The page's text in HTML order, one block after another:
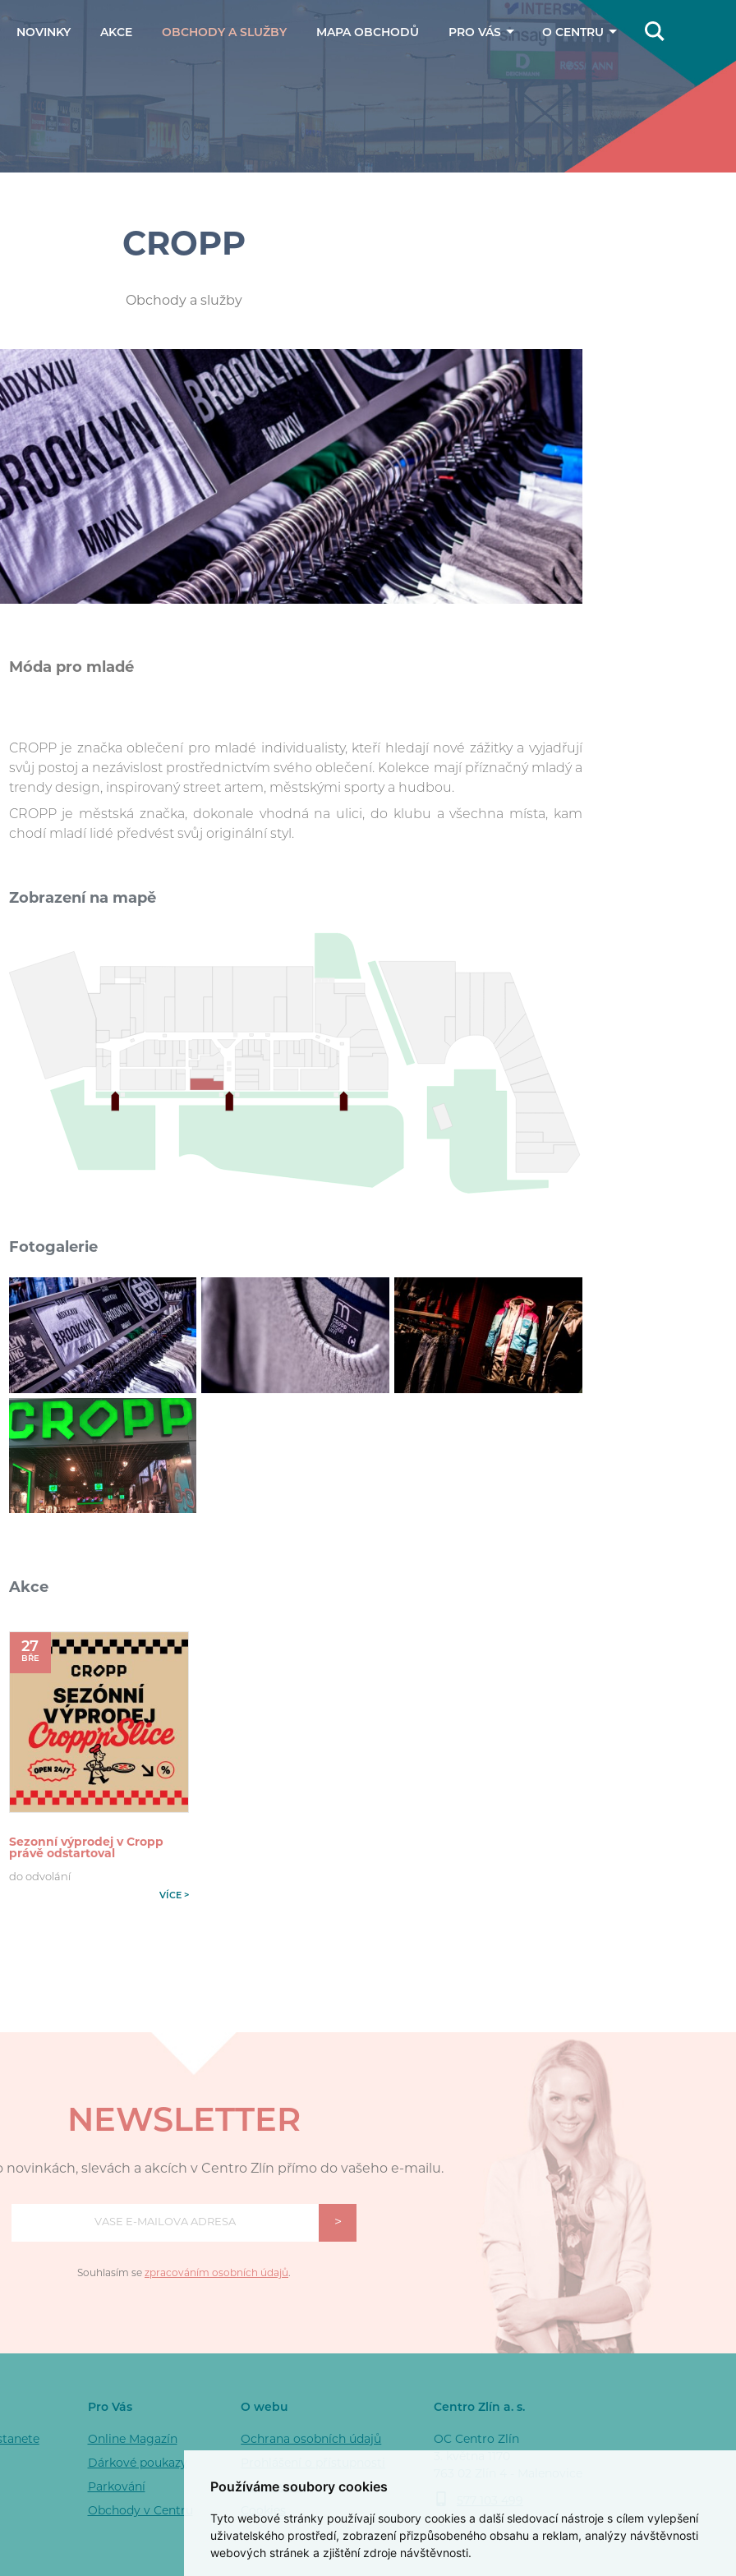
Používáme soubory cookies
Tyto webové stránky používají soubory cookies a další sledovací nástroje s cílem vylepšení
uživatelského prostředí, zobrazení přizpůsobeného obsahu a reklam, analýzy návštěvnosti
webových stránek a zjištění zdroje návštěvnosti.
NOVINKY AKCE OBCHODY A SLUŽBY MAPA OBCHODŮ PRO VÁS
Dárkové poukazy
O CENTRU
Jak se k nám
dostanete
Kontakty
CROPP
Obchody a služby
Móda pro mladé
CROPP je značka oblečení pro mladé individualisty, kteří hledají nové zážitky a vyjadřují
svůj postoj a nezávislost prostřednictvím svého oblečení. Kolekce mají příznačný mladý a
trendy design, inspirovaný street artem, městskými sporty a hudbou.
CROPP je městská značka, dokonale vhodná na ulici, do klubu a všechna místa, kam
chodí mladí lidé předvést svůj originální styl.
Zobrazení na mapě
Fotogalerie
Akce
27
BŘE
Sezonní výprodej v Cropp
právě odstartoval
do odvolání
VÍCE >
NEWSLETTER
novinkách, slevách a akcích v Centro Zlín přímo do vašeho e-mailu.
>
Souhlasím se zpracováním osobních údajů.
Pro Vás
Online Magazín
Dárkové poukazy
Parkování
Obchody v Centru
O webu
Ochrana osobních údajů
Mapa webu
Cookies
Centro Zlín a. s.
OC Centro Zlín